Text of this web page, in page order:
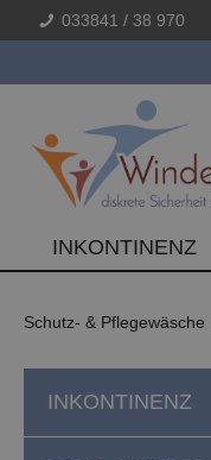
springen
033841 / 38 970
INKONTINENZ
Schutz- & Pflegewäsche
INKONTINENZ